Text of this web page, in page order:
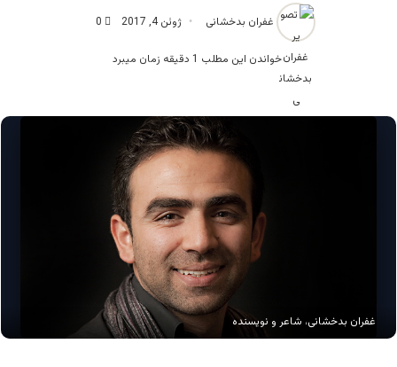
غفران بدخشانی ژوئن 4, 2017 0
خواندن این مطلب 1 دقیقه زمان میبرد
غفران بدخشانی، شاعر و نویسنده